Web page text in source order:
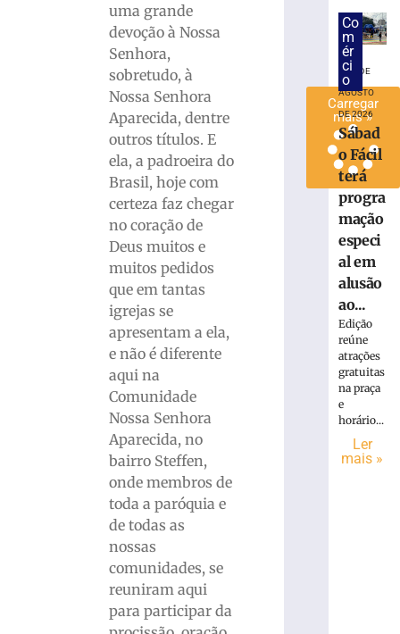
uma grande
devoção à Nossa
Senhora,
sobretudo, à
Nossa Senhora
Aparecida, dentre
outros títulos. E
ela, a padroeira do
Brasil, hoje com
certeza faz chegar
no coração de
Deus muitos e
muitos pedidos
que em tantas
igrejas se
apresentam a ela,
e não é diferente
aqui na
Comunidade
Nossa Senhora
Aparecida, no
bairro Steffen,
onde membros de
toda a paróquia e
de todas as
nossas
comunidades, se
reuniram aqui
para participar da
Carregar
mais »
Co
m
ér
ci
o
6 DE
AGOSTO
DE 2026
Sábad
o Fácil
terá
progra
mação
especi
al em
alusão
ao...
Edição
reúne
atrações
gratuitas
na praça
e
horário...
Ler
mais »